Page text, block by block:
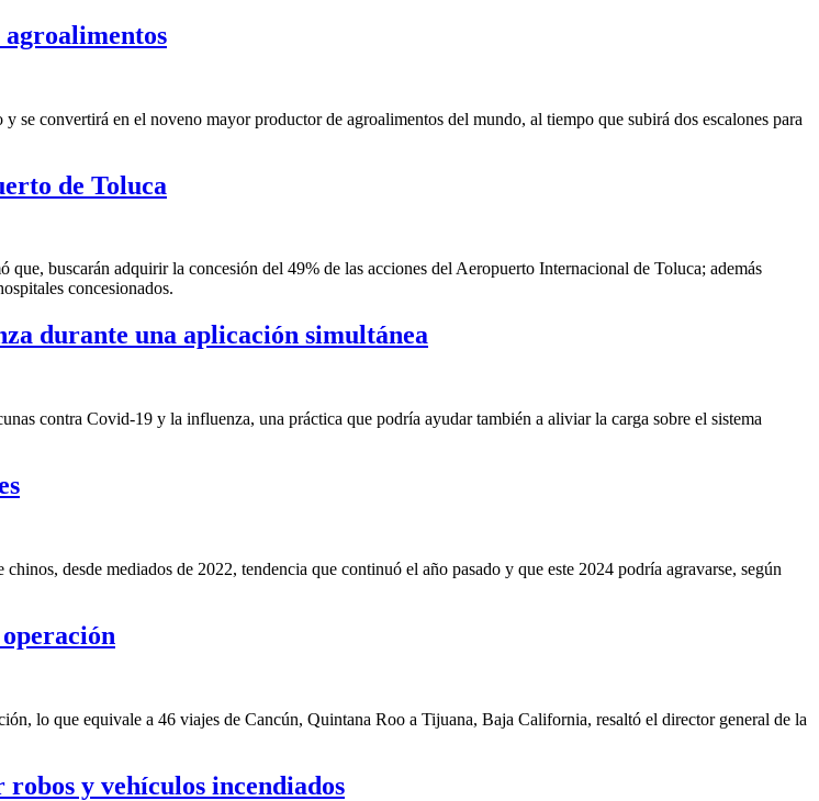
convertirá en el noveno mayor productor de agroalimentos del mundo, al tiempo que subirá dos escalones para
de Toluca
buscarán adquirir la concesión del 49% de las acciones del Aeropuerto Internacional de Toluca; además
concesionados.
durante una aplicación simultánea
contra Covid-19 y la influenza, una práctica que podría ayudar también a aliviar la carga sobre el sistema
desde mediados de 2022, tendencia que continuó el año pasado y que este 2024 podría agravarse, según
lo que equivale a 46 viajes de Cancún, Quintana Roo a Tijuana, Baja California, resaltó el director general de la
y vehículos incendiados